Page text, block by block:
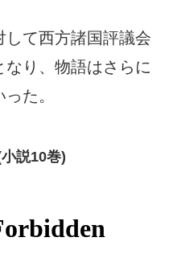
して西方諸国評議会
り、物語はさらに
た。
説10巻)